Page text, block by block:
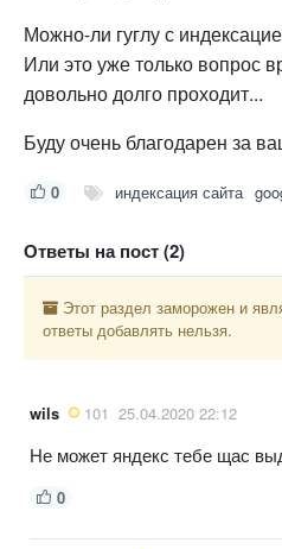
Можно-ли гуглу с
Или это уже только вопрос
довольно долго проходит...
Буду очень благодарен за
0 индексация сайта
Ответы на пост (2)
Этот раздел заморожен и
ответы добавлять нельзя.
wils 101 25.04.2020 22:12
Не может яндекс тебе щас
0